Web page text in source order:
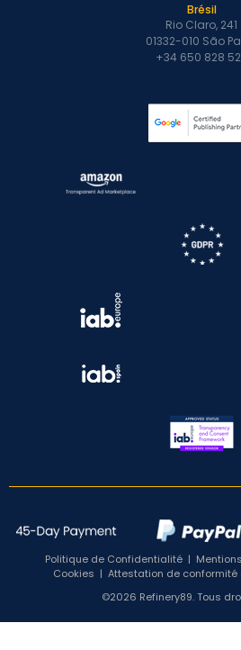
Brésil
Rio Claro, 241
01332-010 São
+34 650 828
Politique de Confidentialité|
Cookies | Attestation de conformité
©2026 Refinery89. Tous